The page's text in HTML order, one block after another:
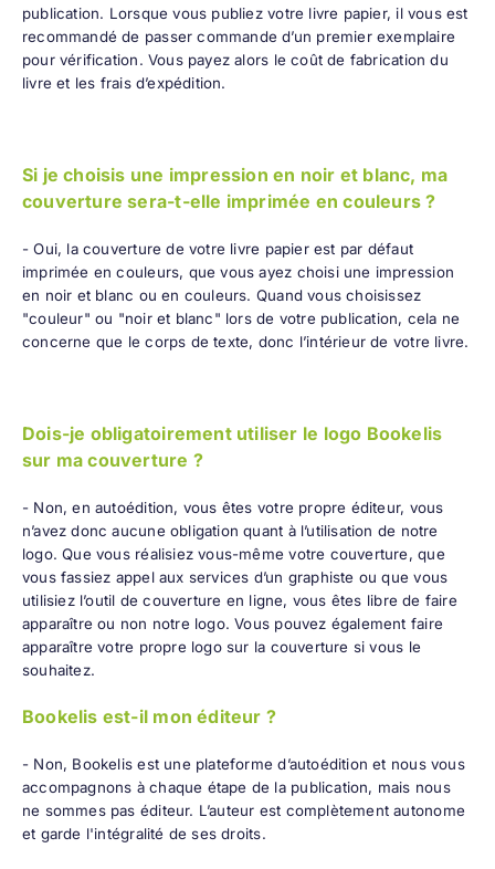
publication. Lorsque vous publiez votre livre papier, il vous est
recommandé de passer commande d’un premier exemplaire
pour vérification. Vous payez alors le coût de fabrication du
livre et les frais d’expédition.
Si je choisis une impression en noir et blanc, ma
couverture sera-t-elle imprimée en couleurs ?
- Oui, la couverture de votre livre papier est par défaut
imprimée en couleurs, que vous ayez choisi une impression
en noir et blanc ou en couleurs. Quand vous choisissez
"couleur" ou "noir et blanc" lors de votre publication, cela ne
concerne que le corps de texte, donc l’intérieur de votre livre.
Dois-je obligatoirement utiliser le logo Bookelis
sur ma couverture ?
- Non, en autoédition, vous êtes votre propre éditeur, vous
n’avez donc aucune obligation quant à l’utilisation de notre
logo. Que vous réalisiez vous-même votre couverture, que
vous fassiez appel aux services d’un graphiste ou que vous
utilisiez l’outil de couverture en ligne, vous êtes libre de faire
apparaître ou non notre logo. Vous pouvez également faire
apparaître votre propre logo sur la couverture si vous le
souhaitez.
Bookelis est-il mon éditeur ?
- Non, Bookelis est une plateforme d’autoédition et nous vous
accompagnons à chaque étape de la publication, mais nous
ne sommes pas éditeur. L’auteur est complètement autonome
et garde l'intégralité de ses droits.